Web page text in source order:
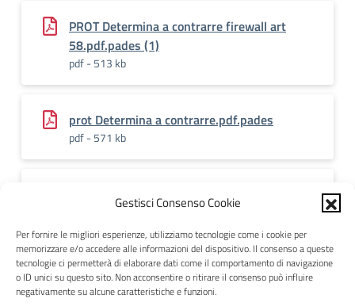
Gestisci Consenso Cookie
Per fornire le migliori esperienze, utilizziamo tecnologie come i cookie per
memorizzare e/o accedere alle informazioni del dispositivo. Il consenso a queste
tecnologie ci permetterà di elaborare dati come il comportamento di navigazione
o ID unici su questo sito. Non acconsentire o ritirare il consenso può influire
negativamente su alcune caratteristiche e funzioni.
PROT Determina a contrarre firewall art
58.pdf.pades (1)
pdf - 513 kb
prot Determina a contrarre.pdf.pades
pdf - 571 kb
RevocaConvenzionePONFESRretiCablateIISS
VanoniProt
pdf - 156 kb